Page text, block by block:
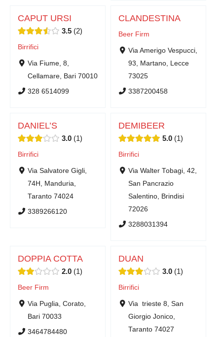
CAPUT URSI
3.5 2
Birrifici
Via Fiume, 8,
Cellamare, Bari 70010
328 6514099
CLANDESTINA
Beer Firm
Via Amerigo Vespucci,
93, Martano, Lecce
73025
3387200458
DANIEL’S
3.0 1
Birrifici
Via Salvatore Gigli,
74H, Manduria,
Taranto 74024
3389266120
DEMIBEER
5.0 1
Birrifici
Via Walter Tobagi, 42,
San Pancrazio
Salentino, Brindisi
72026
3288031394
DOPPIA COTTA
2.0 1
Beer Firm
Via Puglia, Corato,
Bari 70033
3464784480
DUAN
3.0 1
Birrifici
Via trieste 8, San
Giorgio Jonico,
Taranto 74027